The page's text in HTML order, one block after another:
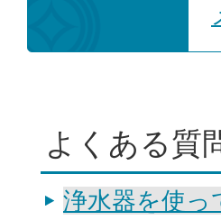
よくある質
浄水器を使っ